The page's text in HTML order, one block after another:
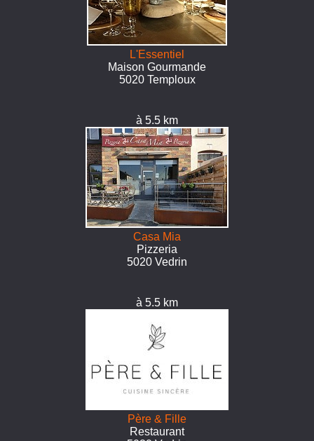
L'Essentiel
Maison Gourmande
5020 Temploux
à 5.5 km
Casa Mia
Pizzeria
5020 Vedrin
à 5.5 km
Père & Fille
Restaurant